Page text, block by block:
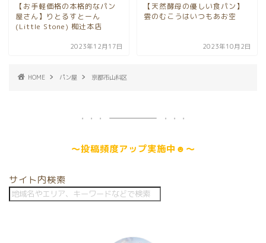
【お手軽価格の本格的なパン
屋さん】りとるすとーん
(Little Stone) 椥辻本店
2023年12月17日
【天然酵母の優しい食パン】
雲のむこうはいつもあお空
2023年10月2日
HOME パン屋 京都市山科区
～投稿頻度アップ実施中☻～
サイト内検索